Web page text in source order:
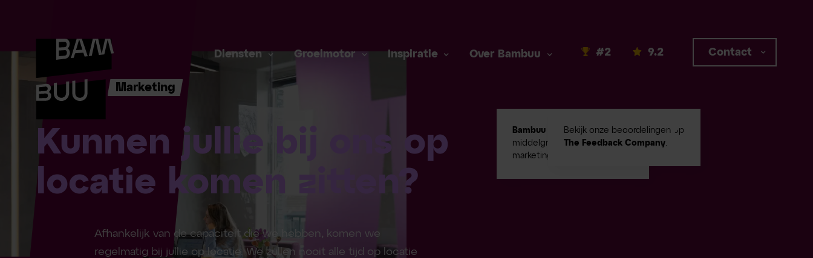
Marketing
Diensten Groeimotor Inspiratie Over Bambuu Contact
#2
Bambuu #2
in Emerce100
middelgroot digital
marketingbureaus!
9.2
Bekijk onze beoordelingen op
The Feedback Company.
Kunnen jullie bij ons op
locatie komen zitten?
Afhankelijk van de capaciteit die we hebben, komen we
regelmatig bij jullie op locatie. We zullen nooit alle tijd op locatie